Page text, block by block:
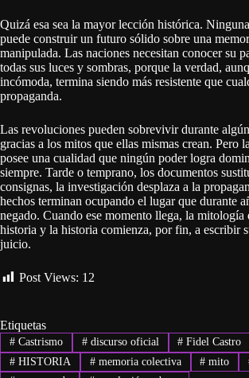
Quizá esa sea la mayor lección histórica.
puede construir un futuro sólido sobre una
manipulada. Las naciones necesitan conocer su
todas sus luces y sombras, porque la verdad,
incómoda, termina siendo más resistente que
propaganda.
Las revoluciones pueden sobrevivir durante
gracias a los mitos que ellas mismas crean. Pero
posee una cualidad que ningún poder logra
siempre. Tarde o temprano, los documentos
consignas, la investigación desplaza a la
hechos terminan ocupando el lugar que durante
negado. Cuando ese momento llega, la mitología
historia y la historia comienza, por fin, a escribir
juicio.
Post Views: 12
Etiquetas
#Castrismo #discurso oficial # Fidel Castro
#HISTORIA #memoria colectiva # mito